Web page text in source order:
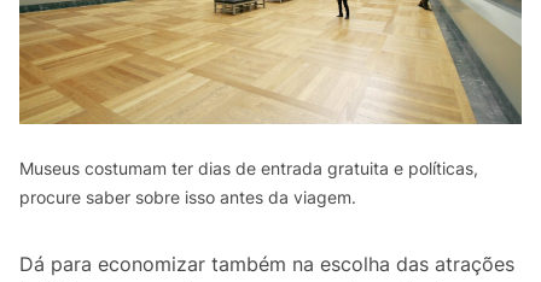
Museus costumam ter dias de entrada gratuita e políticas,
procure saber sobre isso antes da viagem.
Dá para economizar também na escolha das atrações